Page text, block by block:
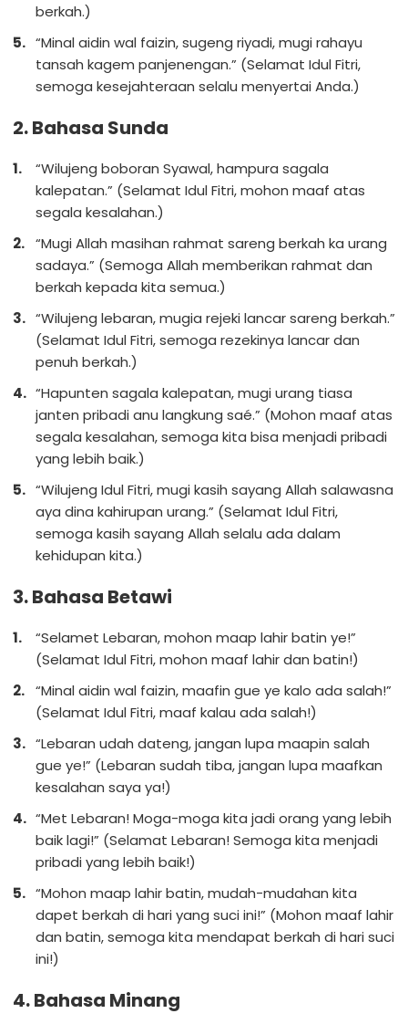
berkah.)
“Minal aidin wal faizin, sugeng riyadi, mugi rahayu
tansah kagem panjenengan.” (Selamat Idul Fitri,
semoga kesejahteraan selalu menyertai Anda.)
2. Bahasa Sunda
“Wilujeng boboran Syawal, hampura sagala
kalepatan.” (Selamat Idul Fitri, mohon maaf atas
segala kesalahan.)
“Mugi Allah masihan rahmat sareng berkah ka urang
sadaya.” (Semoga Allah memberikan rahmat dan
berkah kepada kita semua.)
“Wilujeng lebaran, mugia rejeki lancar sareng berkah.”
(Selamat Idul Fitri, semoga rezekinya lancar dan
penuh berkah.)
“Hapunten sagala kalepatan, mugi urang tiasa
janten pribadi anu langkung saé.” (Mohon maaf atas
segala kesalahan, semoga kita bisa menjadi pribadi
yang lebih baik.)
“Wilujeng Idul Fitri, mugi kasih sayang Allah salawasna
aya dina kahirupan urang.” (Selamat Idul Fitri,
semoga kasih sayang Allah selalu ada dalam
kehidupan kita.)
3. Bahasa Betawi
“Selamet Lebaran, mohon maap lahir batin ye!”
(Selamat Idul Fitri, mohon maaf lahir dan batin!)
“Minal aidin wal faizin, maafin gue ye kalo ada salah!”
(Selamat Idul Fitri, maaf kalau ada salah!)
“Lebaran udah dateng, jangan lupa maapin salah
gue ye!” (Lebaran sudah tiba, jangan lupa maafkan
kesalahan saya ya!)
“Met Lebaran! Moga-moga kita jadi orang yang lebih
baik lagi!” (Selamat Lebaran! Semoga kita menjadi
pribadi yang lebih baik!)
“Mohon maap lahir batin, mudah-mudahan kita
dapet berkah di hari yang suci ini!” (Mohon maaf lahir
dan batin, semoga kita mendapat berkah di hari suci
ini!)
4. Bahasa Minang